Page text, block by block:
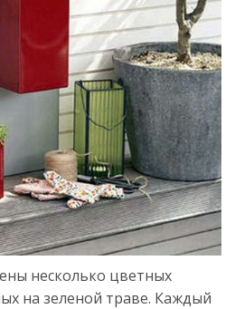
несколько цветных
на зеленой траве. Каждый